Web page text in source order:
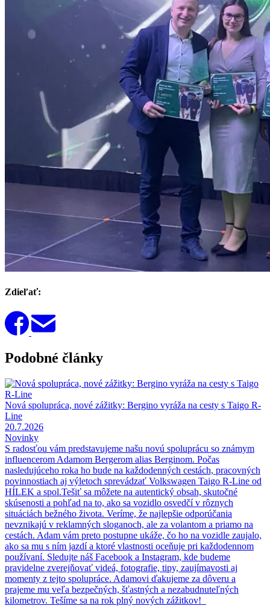
Zdieľať:
Podobné články
Nová spolupráca, nové zážitky: Bergino vyráža na cesty s Taigo R-
Line
20.7.2026
Novinky
S radosťou vám predstavujeme našu novú spoluprácu so známym
influencerom Adamom Bergerom alias Berginom. Počas
nasledujúceho roka ho bude na každodenných cestách, pracovných
povinnostiach aj výletoch sprevádzať Volkswagen Taigo R-Line od
HÍLEK a spol.Tešiť sa môžete na autentický obsah, skutočné
skúsenosti a pohľad na to, ako sa vozidlo osvedčí v rôznych
situáciách bežného života. Veríme, že najlepšie odporúčania
nevznikajú v reklamných sloganoch, ale za volantom a priamo na
cestách. Adam vám preto postupne ukáže, čo ho na vozidle zaujalo,
ako sa mu s ním jazdí a ktoré vlastnosti oceňuje pri každodennom
používaní. Sledujte náš Facebook a Instagram, kde budeme
pravidelne zverejňovať videá, fotografie, tipy, zaujímavosti aj
momenty z tejto spolupráce. Adamovi ďakujeme za dôveru a
prajeme mu veľa bezpečných, šťastných a nezabudnuteľných
kilometrov. Tešíme sa na rok plný nových zážitkov!